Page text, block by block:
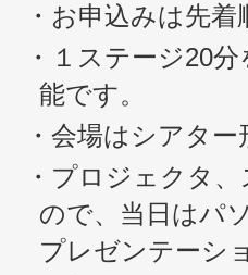
・お申込みは先着
・１ステージ20
能です。
・会場はシアタ
・プロジェクタ
ので、当日はパ
プレゼンテーシ